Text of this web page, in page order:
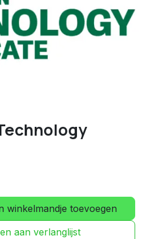
winkelmandje toevoegen
aan verlanglijst